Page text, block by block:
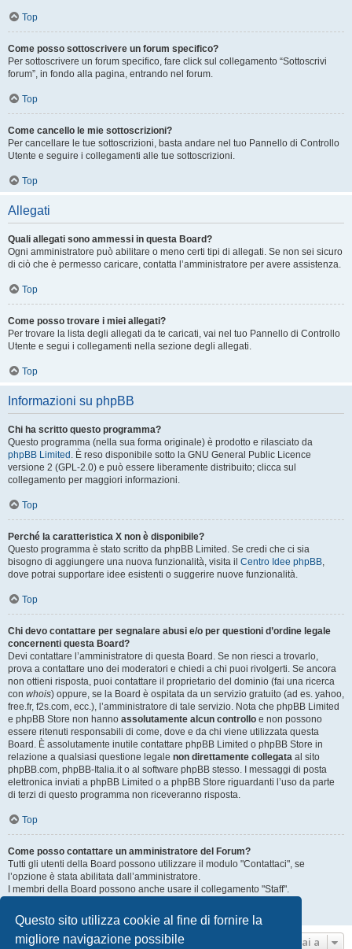
Questo sito utilizza cookie al fine di fornire la
migliore navigazione possibile
Top
Come posso sottoscrivere un forum specifico?
Per sottoscrivere un forum specifico, fare click sul collegamento “Sottoscrivi
forum”, in fondo alla pagina, entrando nel forum.
Top
Come cancello le mie sottoscrizioni?
Per cancellare le tue sottoscrizioni, basta andare nel tuo Pannello di Controllo
Utente e seguire i collegamenti alle tue sottoscrizioni.
Top
Allegati
Quali allegati sono ammessi in questa Board?
Ogni amministratore può abilitare o meno certi tipi di allegati. Se non sei sicuro
di ciò che è permesso caricare, contatta l’amministratore per avere assistenza.
Top
Come posso trovare i miei allegati?
Per trovare la lista degli allegati da te caricati, vai nel tuo Pannello di Controllo
Utente e segui i collegamenti nella sezione degli allegati.
Top
Informazioni su phpBB
Chi ha scritto questo programma?
Questo programma (nella sua forma originale) è prodotto e rilasciato da
phpBB Limited . È reso disponibile sotto la GNU General Public Licence
versione 2 (GPL-2.0) e può essere liberamente distribuito; clicca sul
collegamento per maggiori informazioni.
Top
Perché la caratteristica X non è disponibile?
Questo programma è stato scritto da phpBB Limited. Se credi che ci sia
bisogno di aggiungere una nuova funzionalità, visita il Centro Idee phpBB,
dove potrai supportare idee esistenti o suggerire nuove funzionalità.
Top
Chi devo contattare per segnalare abusi e/o per questioni d’ordine legale
concernenti questa Board?
Devi contattare l’amministratore di questa Board. Se non riesci a trovarlo,
prova a contattare uno dei moderatori e chiedi a chi puoi rivolgerti. Se ancora
non ottieni risposta, puoi contattare il proprietario del dominio (fai una ricerca
con whois) oppure, se la Board è ospitata da un servizio gratuito (ad es. yahoo,
free.fr, f2s.com, ecc.), l’amministratore di tale servizio. Nota che phpBB Limited
e phpBB Store non hanno assolutamente alcun controllo e non possono
essere ritenuti responsabili di come, dove e da chi viene utilizzata questa
Board. È assolutamente inutile contattare phpBB Limited o phpBB Store in
relazione a qualsiasi questione legale non direttamente collegata al sito
phpBB.com, phpBB-Italia.it o al software phpBB stesso. I messaggi di posta
elettronica inviati a phpBB Limited o a phpBB Store riguardanti l’uso da parte
di terzi di questo programma non riceveranno risposta.
Top
Come posso contattare un amministratore del Forum?
Tutti gli utenti della Board possono utilizzare il modulo "Contattaci", se
l’opzione è stata abilitata dall’amministratore.
I membri della Board possono anche usare il collegamento "Staff".
Top
Vai a